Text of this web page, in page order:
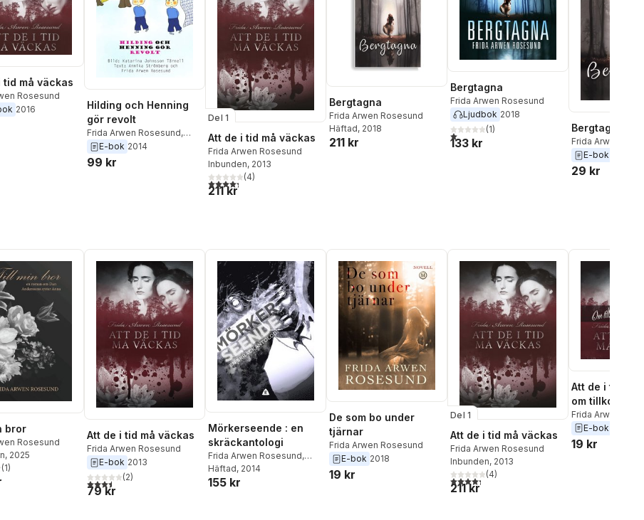
tid må väckas
Rosesund
2016
Hilding och Henning
gör revolt
Frida Arwen Rosesund,
Annika Strömberg
E-bok 2014
99 kr
Del 1
Att de i tid må väckas
Frida Arwen Rosesund
Inbunden, 2013
4,3utav 5 stjärnor. Totalt antal röster:
(4)
211 kr
Bergtagna
Frida Arwen Rosesund
Häftad, 2018
211 kr
Bergtagna
Frida Arwen Rosesund
Ljudbok 2018
1,0utav 5 stjärnor. Totalt antal röster:
(1)
133 kr
Bergtagna
Frida Arwen
E-bok
29 kr
bror
Rosesund
, 2025
stjärnor. Totalt antal röster:
(1)
Att de i tid må väckas
Frida Arwen Rosesund
E-bok 2013
3,5utav 5 stjärnor. Totalt antal röster:
(2)
79 kr
Mörkerseende : en
skräckantologi
Frida Arwen Rosesund,
Elisabeth Jonsson
Centerwall
Häftad, 2014
155 kr
De som bo under
tjärnar
Frida Arwen Rosesund
E-bok 2018
19 kr
Del 1
Att de i tid må väckas
Frida Arwen Rosesund
Inbunden, 2013
4,3utav 5 stjärnor. Totalt antal röster:
(4)
211 kr
Att de i tid må
om
roman
Frida Arwen
E-bok
19 kr